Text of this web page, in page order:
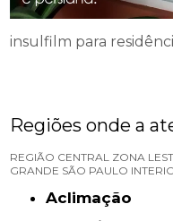
insulfilm para
Regiões onde a
REGIÃO CENTRAL ZONA
GRANDE SÃO PAULO
Aclimação